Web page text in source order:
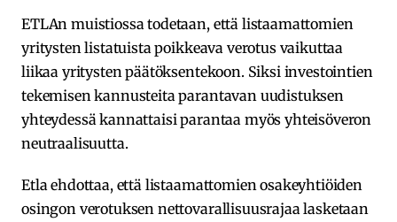
ETLAn muistiossa todetaan, että listaamattomien
yritysten listatuista poikkeava verotus vaikuttaa
liikaa yritysten päätöksentekoon. Siksi investointien
tekemisen kannusteita parantavan uudistuksen
yhteydessä kannattaisi parantaa myös yhteisöveron
neutraalisuutta.
Etla ehdottaa, että listaamattomien osakeyhtiöiden
osingon verotuksen nettovarallisuusrajaa lasketaan